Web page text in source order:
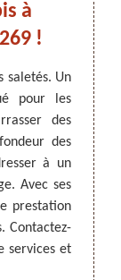
-
NORD
à
!
saletés. Un
pour les
des
des
à un
Avec ses
prestation
Contactez-
services et
Les
il est
ce
de
plus
êtes